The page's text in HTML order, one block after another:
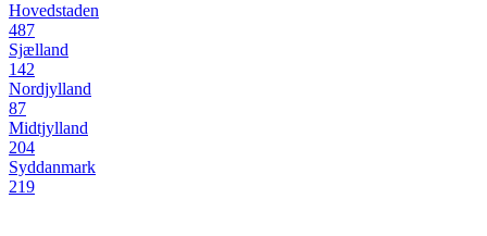
Hovedstaden
487
Sjælland
142
Nordjylland
87
Midtjylland
204
Syddanmark
219